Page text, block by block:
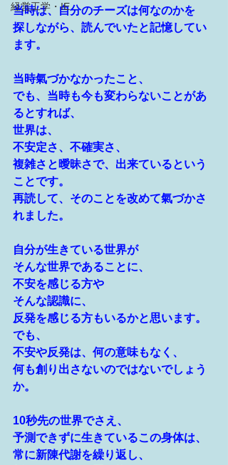
経営工学・IE
当時は、自分のチーズは何なのかを
探しながら、読んでいたと記憶してい
ます。
当時氣づかなかったこと、
でも、当時も今も変わらないことがあ
るとすれば、
世界は、
不安定さ、不確実さ、
複雑さと曖昧さで、出来ているという
ことです。
再読して、そのことを改めて氣づかさ
れました。
自分が生きている世界が
そんな世界であることに、
不安を感じる方や
そんな認識に、
反発を感じる方もいるかと思います。
でも、
不安や反発は、何の意味もなく、
何も創り出さないのではないでしょう
か。
10秒先の世界でさえ、
予測できずに生きているこの身体は、
常に新陳代謝を繰り返し、